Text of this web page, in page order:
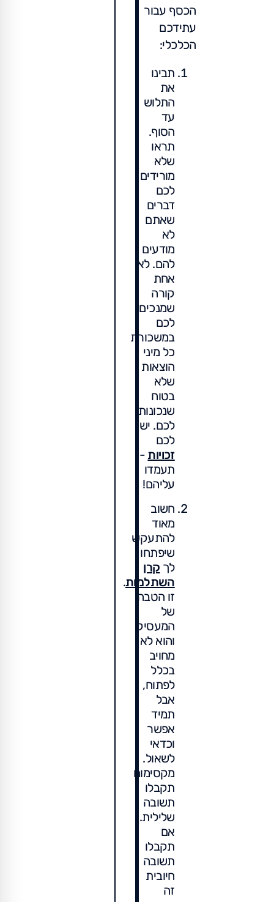
הכסף עבור
עתידכם
הכלכלי:
תבינו
את
התלוש
עד
הסוף.
תראו
שלא
מורידים
לכם
דברים
שאתם
לא
מודעים
להם. לא
אחת
קורה
שמנכים
לכם
במשכורת
כל מיני
הוצאות
שלא
בטוח
שנכונות
לכם. יש
לכם
זכויות -
תעמדו
עליהם!
חשוב
מאוד
להתעקש
שיפתחו
לך קרן
השתלמות.
זו הטבה
של
המעסיק
והוא לא
מחויב
בכלל
לפתוח,
אבל
תמיד
אפשר
וכדאי
לשאול.
מקסימום
תקבלו
תשובה
שלילית.
אם
תקבלו
תשובה
חיובית
זה